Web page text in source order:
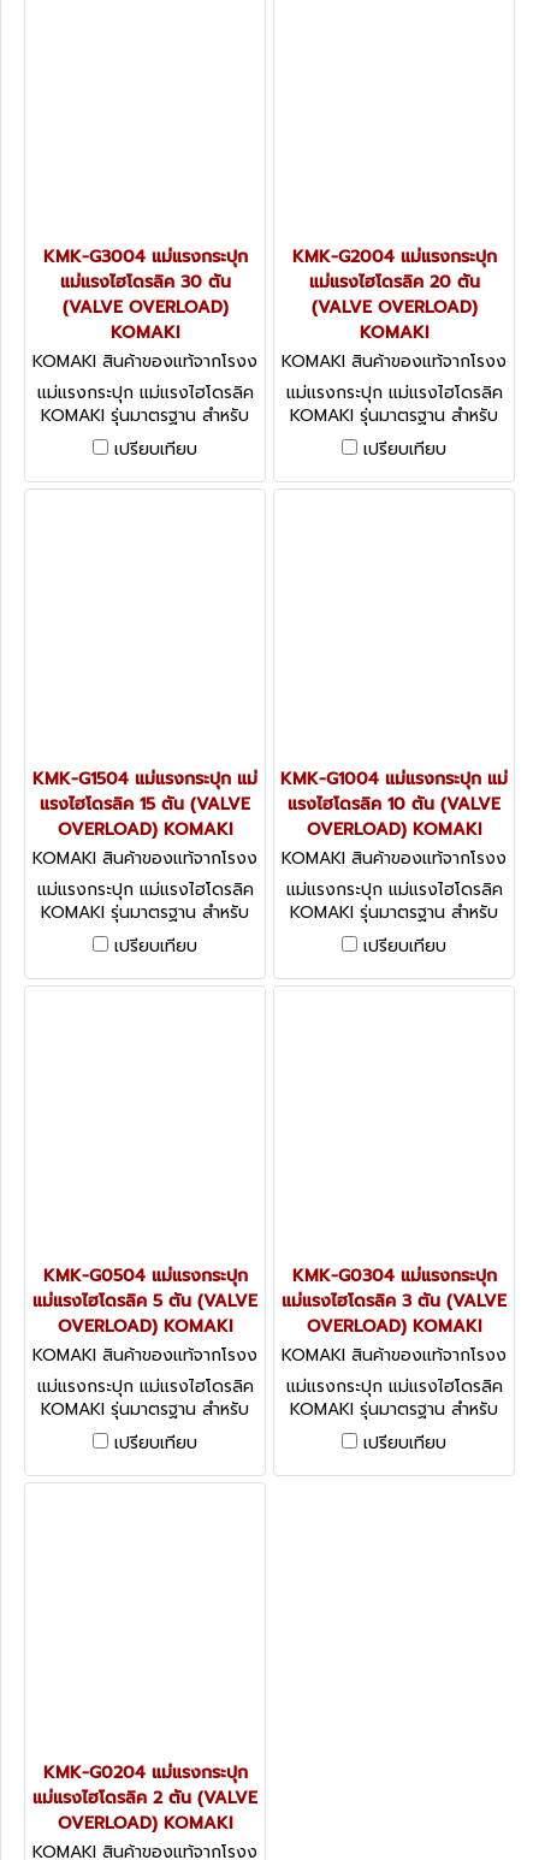
KMK-G3004 แม่แรงกระปุก
แม่แรงไฮโดรลิค 30 ตัน
(VALVE OVERLOAD)
KOMAKI
KOMAKI สินค้าของแท้จากโรงง
านผู้ผลิต KMK-G3004
แม่แรงกระปุก แม่แรงไฮโดรลิค
KOMAKI รุ่นมาตรฐาน สำหรับ
งานอุตสาหกรรมทั่วไป
เปรียบเทียบ
KMK-G2004 แม่แรงกระปุก
แม่แรงไฮโดรลิค 20 ตัน
(VALVE OVERLOAD)
KOMAKI
KOMAKI สินค้าของแท้จากโรงง
านผู้ผลิต KMK-G2004
แม่แรงกระปุก แม่แรงไฮโดรลิค
KOMAKI รุ่นมาตรฐาน สำหรับ
งานอุตสาหกรรมทั่วไป
เปรียบเทียบ
KMK-G1504 แม่แรงกระปุก แม่
แรงไฮโดรลิค 15 ตัน (VALVE
OVERLOAD) KOMAKI
KOMAKI สินค้าของแท้จากโรงง
านผู้ผลิต KMK-G1504
แม่แรงกระปุก แม่แรงไฮโดรลิค
KOMAKI รุ่นมาตรฐาน สำหรับ
งานอุตสาหกรรมทั่วไป
เปรียบเทียบ
KMK-G1004 แม่แรงกระปุก แม่
แรงไฮโดรลิค 10 ตัน (VALVE
OVERLOAD) KOMAKI
KOMAKI สินค้าของแท้จากโรงง
านผู้ผลิต KMK-G1004
แม่แรงกระปุก แม่แรงไฮโดรลิค
KOMAKI รุ่นมาตรฐาน สำหรับ
งานอุตสาหกรรมทั่วไป
เปรียบเทียบ
KMK-G0504 แม่แรงกระปุก
แม่แรงไฮโดรลิค 5 ตัน (VALVE
OVERLOAD) KOMAKI
KOMAKI สินค้าของแท้จากโรงง
านผู้ผลิต KMK-G0504
แม่แรงกระปุก แม่แรงไฮโดรลิค
KOMAKI รุ่นมาตรฐาน สำหรับ
งานอุตสาหกรรมทั่วไป
เปรียบเทียบ
KMK-G0304 แม่แรงกระปุก
แม่แรงไฮโดรลิค 3 ตัน (VALVE
OVERLOAD) KOMAKI
KOMAKI สินค้าของแท้จากโรงง
านผู้ผลิต KMK-G0304
แม่แรงกระปุก แม่แรงไฮโดรลิค
KOMAKI รุ่นมาตรฐาน สำหรับ
งานอุตสาหกรรมทั่วไป
เปรียบเทียบ
KMK-G0204 แม่แรงกระปุก
แม่แรงไฮโดรลิค 2 ตัน (VALVE
OVERLOAD) KOMAKI
KOMAKI สินค้าของแท้จากโรงง